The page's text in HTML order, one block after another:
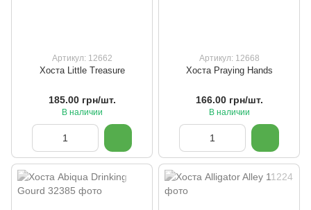
Артикул: 12662
Хоста Little Treasure
185.00 грн/шт.
В наличии
Артикул: 12668
Хоста Praying Hands
166.00 грн/шт.
В наличии